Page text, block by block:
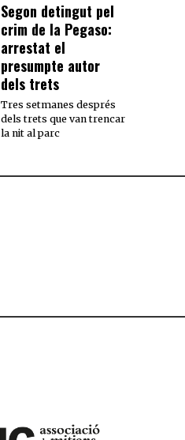
Segon detingut pel
crim de la Pegaso:
arrestat el
presumpte autor
dels trets
Tres setmanes després
dels trets que van trencar
la nit al parc